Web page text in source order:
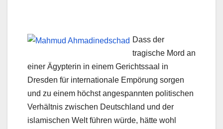
Dass der
tragische Mord an
einer Ägypterin in einem Gerichtssaal in
Dresden für internationale Empörung sorgen
und zu einem höchst angespannten politischen
Verhältnis zwischen Deutschland und der
islamischen Welt führen würde, hätte wohl